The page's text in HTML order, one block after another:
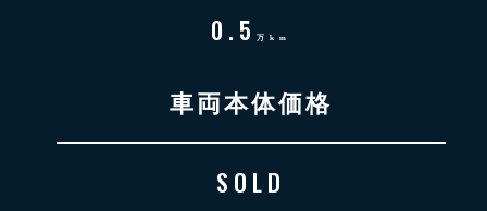
0.5万km
車両本体価格
SOLD